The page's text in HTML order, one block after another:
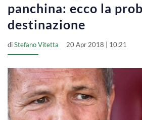
panchina: ecco la
destinazione
diStefano Vitetta 20 Apr 2018 | 10:21